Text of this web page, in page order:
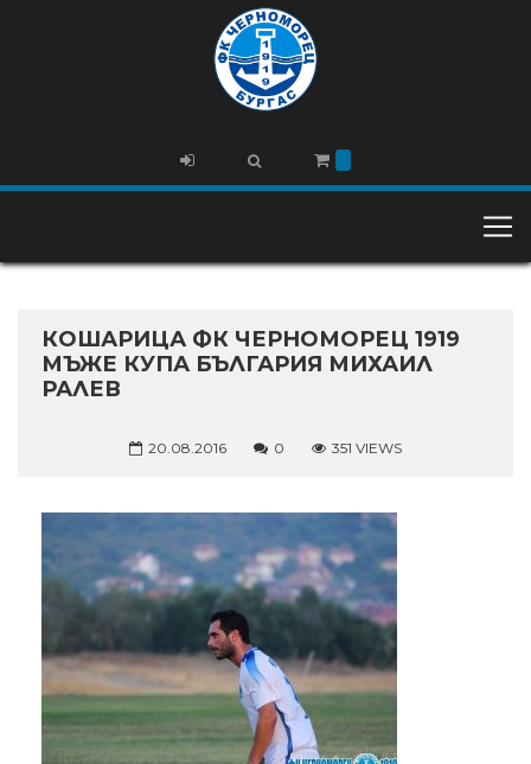
КОШАРИЦА ФК ЧЕРНОМОРЕЦ 1919
МЪЖЕ КУПА БЪЛГАРИЯ МИХАИЛ
РАЛЕВ
20.08.2016 0 351 VIEWS